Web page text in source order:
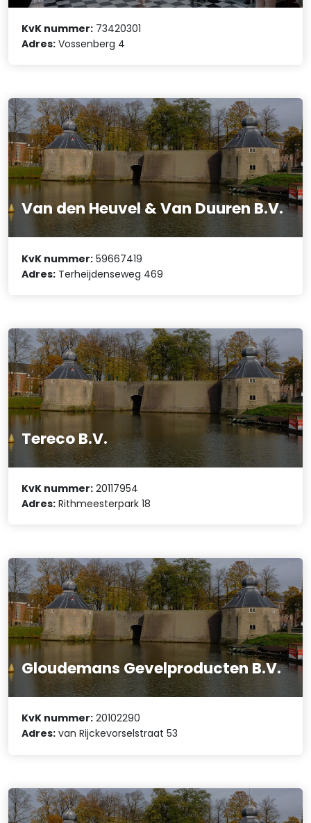
KvK nummer: 73420301
Adres: Vossenberg 4
Van den Heuvel & Van Duuren B.V.
KvK nummer: 59667419
Adres: Terheijdenseweg 469
Tereco B.V.
KvK nummer: 20117954
Adres: Rithmeesterpark 18
Gloudemans Gevelproducten B.V.
KvK nummer: 20102290
Adres: van Rijckevorselstraat 53